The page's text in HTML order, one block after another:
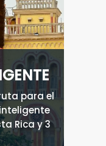
para el
Rica y 3